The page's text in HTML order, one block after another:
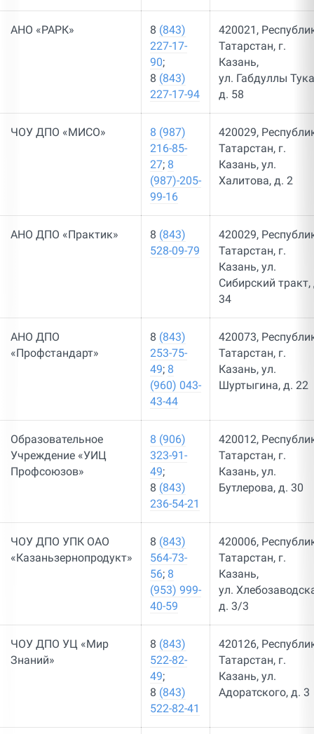
АНО «РАРК» 8 (843)
227-17-
90;
8 (843)
227-17-94
420021,
Татарстан, г.
Казань,
ул. Габдуллы
д. 58
ЧОУ ДПО «МИСО»
8 (987)
216-85-
27; 8
(987)-205-
99-16
420029,
Татарстан, г.
Казань, ул.
Халитова, д. 2
АНО ДПО «Практик» 8 (843)
528-09-79
420029,
Татарстан, г.
Казань, ул.
Сибирский тракт,
34
АНО ДПО
«Профстандарт»
8 (843)
253-75-
49; 8
(960) 043-
43-44
420073,
Татарстан, г.
Казань, ул.
Шуртыгина, д. 22
Образовательное
Учреждение «УИЦ
Профсоюзов»
8 (906)
323-91-
49;
8 (843)
236-54-21
420012,
Татарстан, г.
Казань, ул.
Бутлерова, д. 30
ЧОУ ДПО УПК ОАО
«Казаньзернопродукт»
8 (843)
564-73-
56; 8
(953) 999-
40-59
420006,
Татарстан, г.
Казань,
ул.
д. 3/3
ЧОУ ДПО УЦ «Мир
Знаний»
8 (843)
522-82-
49;
8 (843)
522-82-41
420126,
Татарстан, г.
Казань, ул.
Адоратского, д. 3